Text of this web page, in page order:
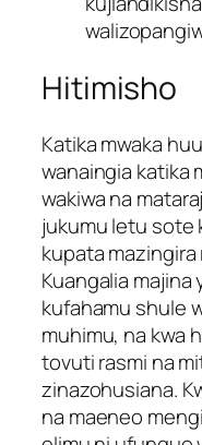
Hitimisho
Katika mwaka
wanaingia katika
wakiwa na
jukumu letu sote
kupata mazingira
Kuangalia majina
kufahamu shule
muhimu, na kwa
tovuti rasmi na
zinazohusiana.
na maeneo